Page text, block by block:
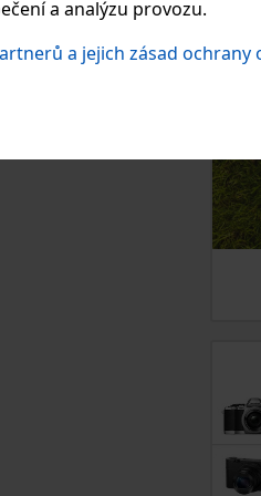
a analýzu provozu.
a jejich zásad ochrany